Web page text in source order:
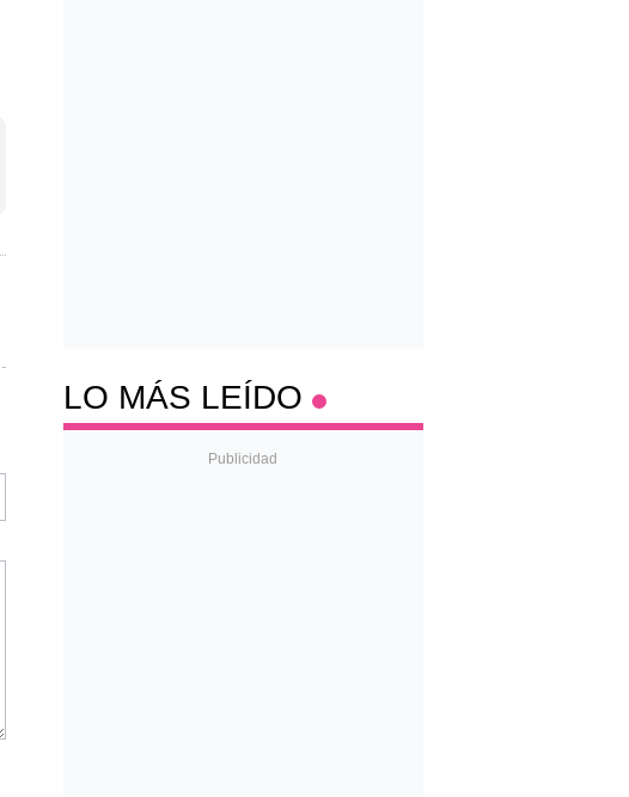
LO MÁS LEÍDO